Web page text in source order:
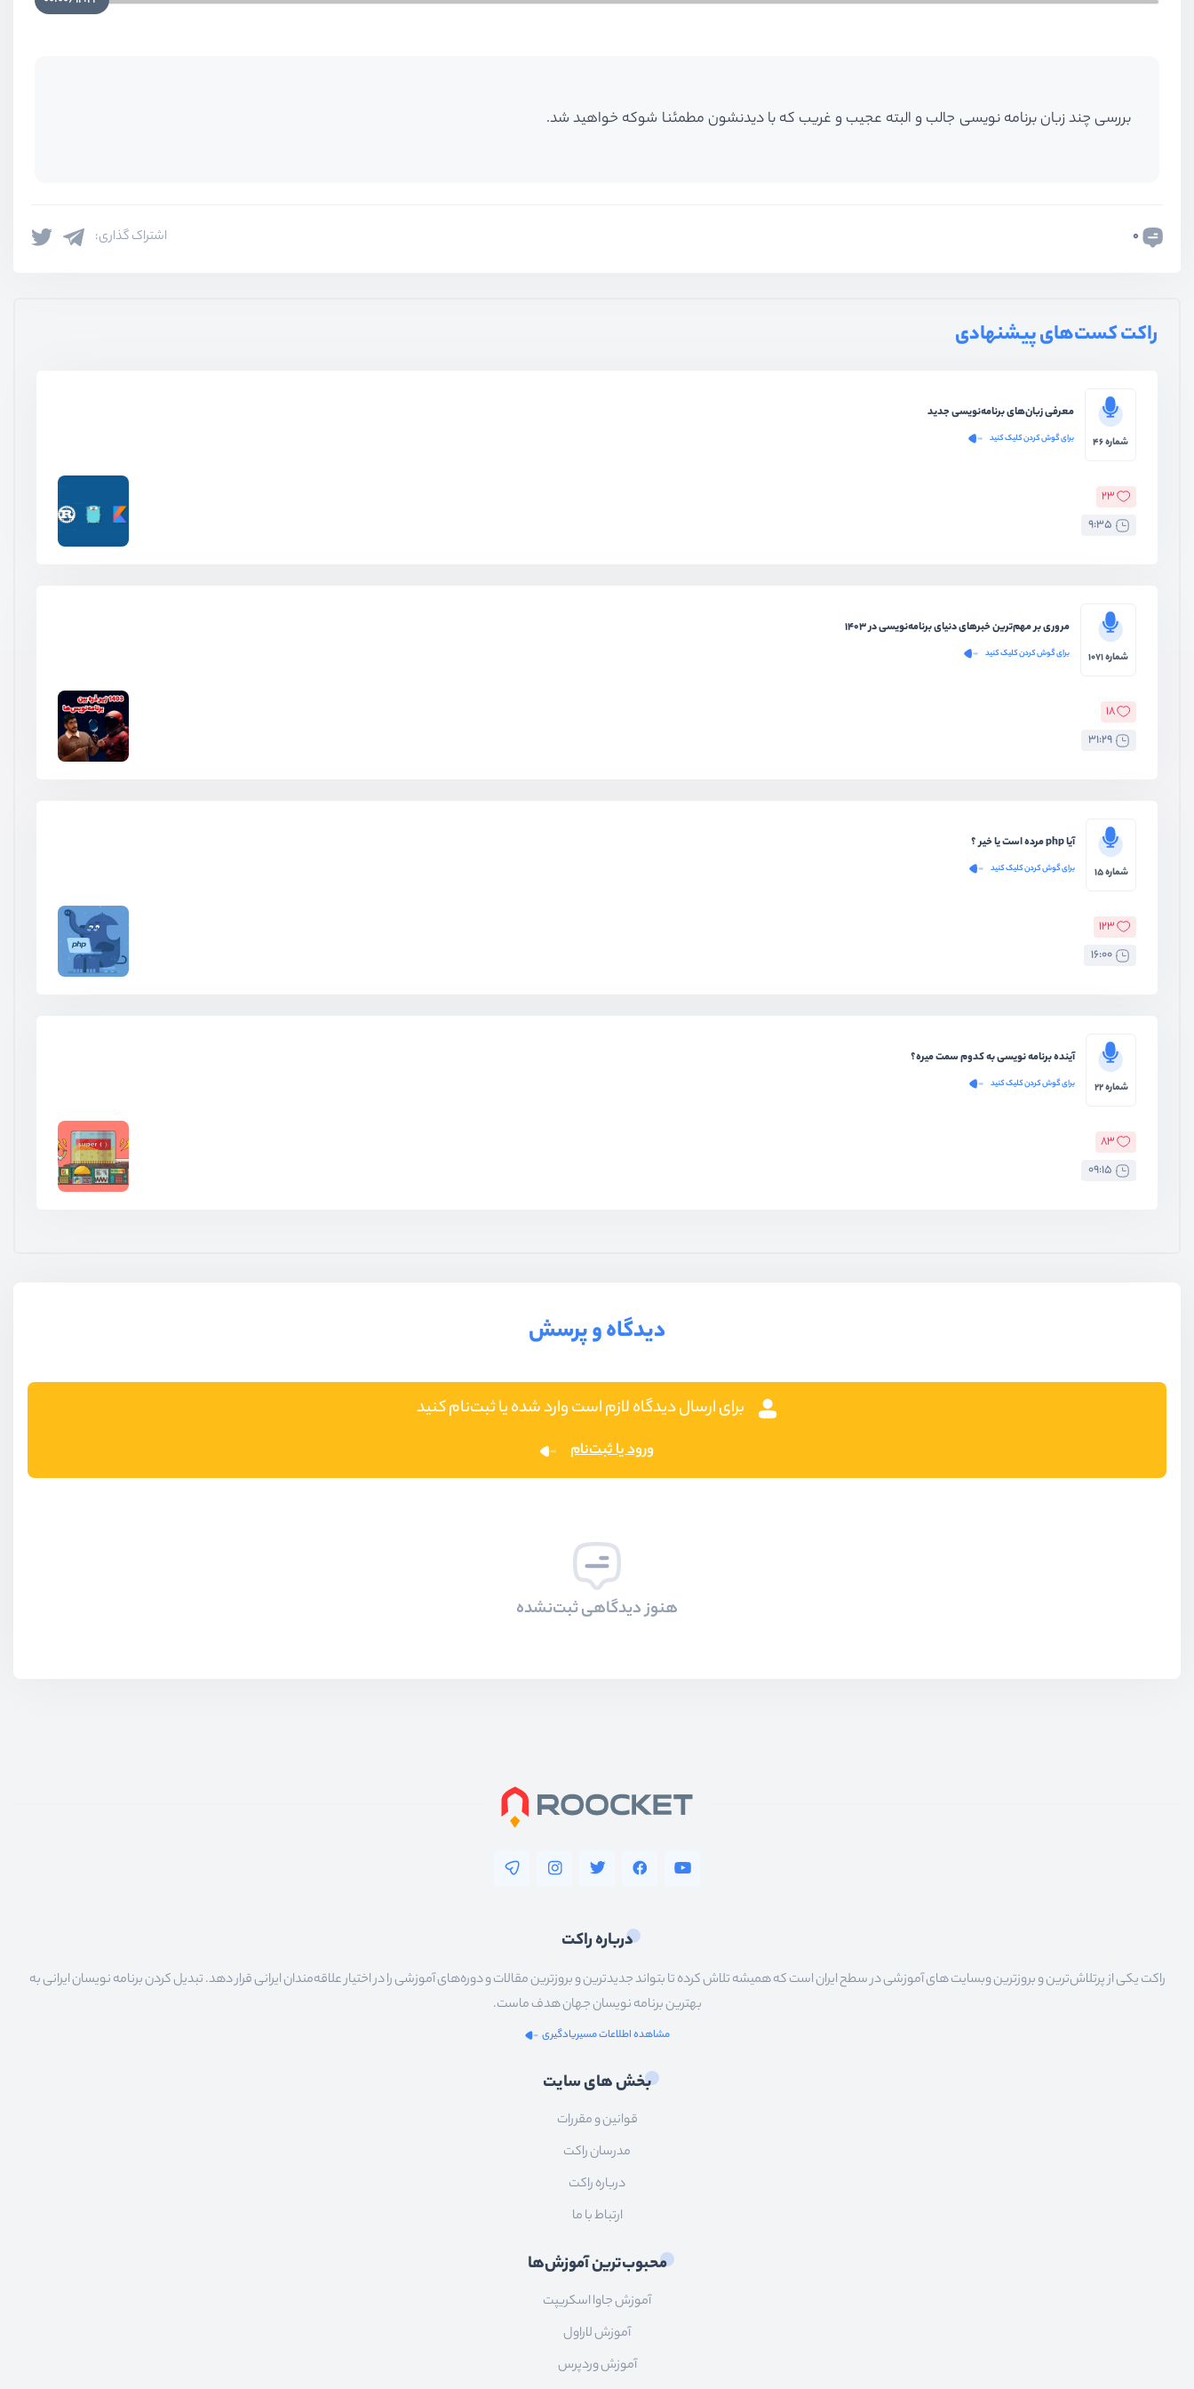
بررسی چند زبان برنامه نویسی جالب و البته عجیب و غریب که با دیدنشون مطمئنا شوکه خواهید شد.
0 اشتراک گذاری:
راکت کست‌های پیشنهادی
شماره 46
معرفی زبان‌های برنامه‌نویسی جدید
برای گوش کردن کلیک کنید
23
9:35
شماره 1071
مروری بر مهم‌ترین خبرهای دنیای برنامه‌نویسی در ۱۴۰۳
برای گوش کردن کلیک کنید
18
31:29
شماره 15
آیا php مرده است یا خیر ؟
برای گوش کردن کلیک کنید
123
16:00
شماره 22
آینده برنامه نویسی به کدوم سمت میره؟
برای گوش کردن کلیک کنید
83
09:15
دیدگاه و پرسش
برای ارسال دیدگاه لازم است وارد شده یا ثبت‌نام کنید
ورود یا ثبت‌نام
هنوز دیدگاهی ثبت‌نشده
درباره راکت
راکت یکی از پرتلاش‌ترین و بروزترین وبسایت های آموزشی در سطح ایران است که همیشه تلاش کرده تا بتواند جدیدترین و بروزترین مقالات و دوره‌های آموزشی را در اختیار علاقه‌مندان ایرانی قرار دهد. تبدیل کردن برنامه نویسان ایرانی به
بهترین برنامه نویسان جهان هدف ماست.
مشاهده اطلاعات مسیریادگیری
بخش های سایت
قوانین و مقررات
مدرسان راکت
درباره راکت
ارتباط با ما
محبوب‌ترین آموزش‌ها
آموزش جاوا اسکریپت
آموزش لاراول
آموزش وردپرس